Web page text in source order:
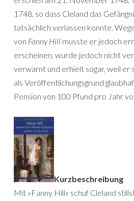
1748, so dass Cleland das
tatsächlich verlassen konnte.
von Fanny Hill musste er jedoch
erscheinen, wurde jedoch nicht
verwarnt und erhielt sogar, weil er
als Veröffentlichungsgrund
Pension von 100 Pfund pro Jahr
Kurzbeschreibung
Mit »Fanny Hill« schuf Cleland